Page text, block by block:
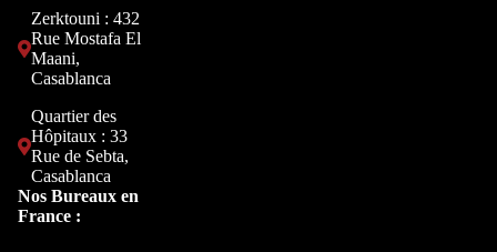
Zerktouni : 432
Rue Mostafa El
Maani,
Casablanca
Quartier des
Hôpitaux : 33
Rue de Sebta,
Casablanca
Nos Bureaux en
France :